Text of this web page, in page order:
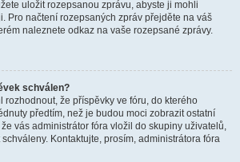
uložit rozepsanou zprávu, abyste ji mohli
Pro načtení rozepsaných zpráv přejděte na váš
naleznete odkaz na vaše rozepsané zprávy.
schválen?
rozhodnout, že příspěvky ve fóru, do kterého
předtím, než je budou moci zobrazit ostatní
vás administrátor fóra vložil do skupiny uživatelů,
Kontaktujte, prosím, administrátora fóra